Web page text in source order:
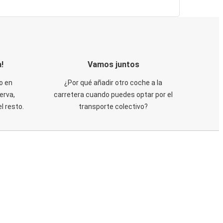
en
resto.
Vamos juntos
¿Por qué añadir otro coche a la
carretera cuando puedes optar por el
transporte colectivo?